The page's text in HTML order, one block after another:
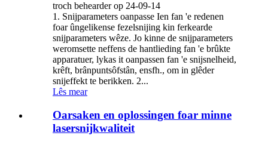
troch behearder op 24-09-14
1. Snijparameters oanpasse Ien fan 'e redenen
foar ûngelikense fezelsnijing kin ferkearde
snijparameters wêze. Jo kinne de snijparameters
weromsette neffens de hantlieding fan 'e brûkte
apparatuer, lykas it oanpassen fan 'e snijsnelheid,
krêft, brânpuntsôfstân, ensfh., om in glêder
snijeffekt te berikken. 2...
Lês mear
Oarsaken en oplossingen foar minne
lasersnijkwaliteit